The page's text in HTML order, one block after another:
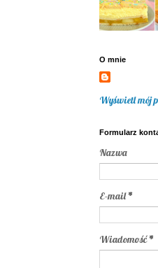
O mnie
Wyświetl mój
Formularz
Nazwa
E-mail*
Wiadomość*